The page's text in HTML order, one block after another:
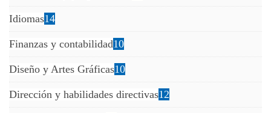
Idiomas14
Finanzas y contabilidad10
Diseño y Artes Gráficas10
Dirección y habilidades directivas12